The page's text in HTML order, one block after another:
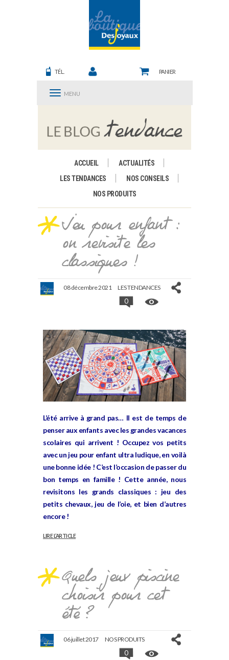
TÉL. PANIER
MENU
ACCUEIL
ACTUALITÉS
LES TENDANCES
NOS CONSEILS
NOS PRODUITS
Jeu pour enfant :
on revisite les
classiques !
08 décembre 2021 LES TENDANCES
0
L’été arrive à grand pas… Il est de temps de
penser aux enfants avec les grandes vacances
scolaires qui arrivent ! Occupez vos petits
avec un jeu pour enfant ultra ludique, en voilà
une bonne idée ! C’est l’occasion de passer du
bon temps en famille ! Cette année, nous
revisitons les grands classiques : jeu des
petits chevaux, jeu de l’oie, et bien d’autres
encore !
LIRE L’ARTICLE
Quels jeux piscine
choisir pour cet
été ?
06 juillet 2017 NOS PRODUITS
0